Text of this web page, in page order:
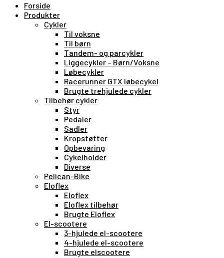
Forside
Produkter
Cykler
Til voksne
Til børn
Tandem- og parcykler
Liggecykler – Børn/Voksne
Løbecykler
Racerunner GTX løbecykel
Brugte trehjulede cykler
Tilbehør cykler
Styr
Pedaler
Sadler
Kropstøtter
Opbevaring
Cykelholder
Diverse
Pelican-Bike
Eloflex
Eloflex
Eloflex tilbehør
Brugte Eloflex
El-scootere
3-hjulede el-scootere
4-hjulede el-scootere
Brugte elscootere